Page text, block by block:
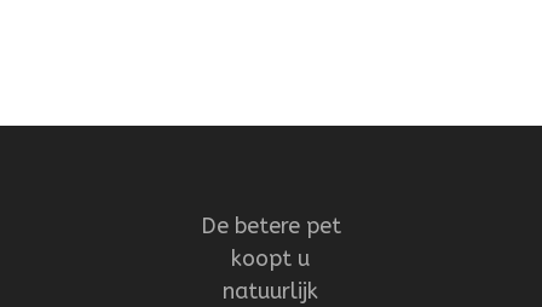
De betere pet
koopt u
natuurlijk